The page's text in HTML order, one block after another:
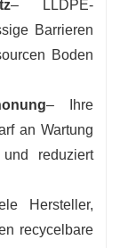
– LLDPE-
Barrieren
Boden
– Ihre
an Wartung
reduziert
Hersteller,
recycelbare